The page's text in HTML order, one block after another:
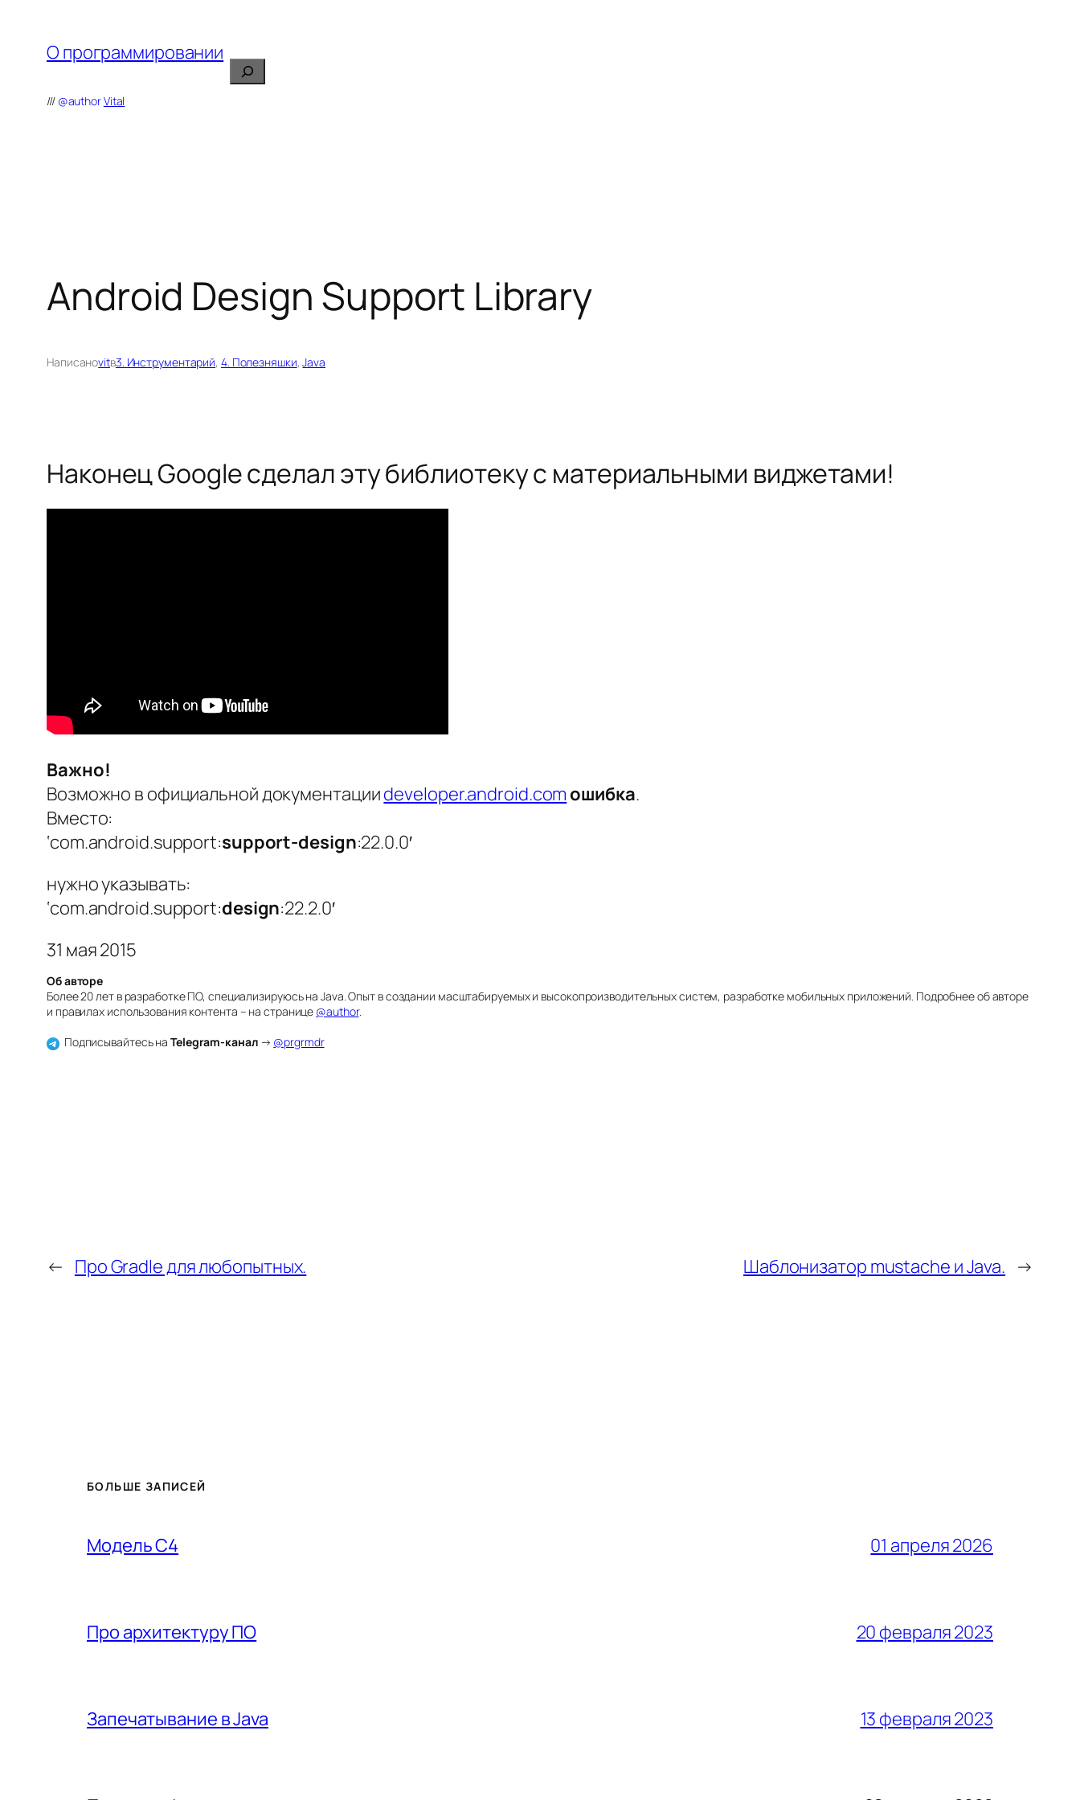
содержимому
О программировании
/// @authorVital
Поиск
Android Design Support Library
Написаноvitв3. Инструментарий, 4. Полезняшки, Java
Наконец Google сделал эту библиотеку с материальными виджетами!
Важно!
Возможно в официальной документацииdeveloper.android.com ошибка.
Вместо:
‘com.android.support:support-design:22.0.0′
нужно указывать:
‘com.android.support:design:22.2.0′
31 мая 2015
Об авторе
Более 20 лет в разработке ПО, специализируюсь на Java. Опыт в создании масштабируемых и высокопроизводительных систем, разработке мобильных приложений. Подробнее об авторе
и правилах использования контента – на странице @author.
Подписывайтесь на Telegram-канал→ @prgrmdr
← Про Gradle для любопытных. Шаблонизатор mustache и Java. →
БОЛЬШЕ ЗАПИСЕЙ
Модель C4 01 апреля 2026
Про архитектуру ПО 20 февраля 2023
Запечатывание в Java 13 февраля 2023